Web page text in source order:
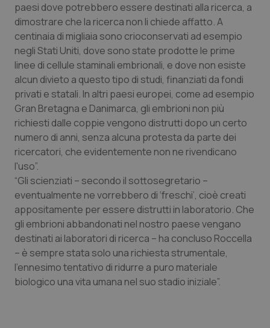
Marche
Molise
Piemonte
Provincia Autonoma di Bolzano
Provincia Autonoma di Trento
Puglia
Sardegna
Sicilia
Toscana
Donna & Salute
Epatiti
HIV
Infezioni & Febbre
Ipertensione & Scompenso
Malattie rare
Malattia di Crohn & Rettocolite Ulcerosa
Neuroscienze & patologie neurodegenerative
Obesità
paesi dove potrebbero essere destinati alla ricerca, a
dimostrare che la ricerca non li chiede affatto. A
centinaia di migliaia sono crioconservati ad esempio
negli Stati Uniti, dove sono state prodotte le prime
linee di cellule staminali embrionali, e dove non esiste
alcun divieto a questo tipo di studi, finanziati da fondi
privati e statali. In altri paesi europei, come ad esempio
Gran Bretagna e Danimarca, gli embrioni non più
richiesti dalle coppie vengono distrutti dopo un certo
numero di anni, senza alcuna protesta da parte dei
ricercatori, che evidentemente non ne rivendicano
l'uso”.
“Gli scienziati – secondo il sottosegretario –
eventualmente ne vorrebbero di ‘freschi’, cioè creati
appositamente per essere distrutti in laboratorio. Che
gli embrioni abbandonati nel nostro paese vengano
destinati ai laboratori di ricerca – ha concluso Roccella
– è sempre stata solo una richiesta strumentale,
l'ennesimo tentativo di ridurre a puro materiale
biologico una vita umana nel suo stadio iniziale”.